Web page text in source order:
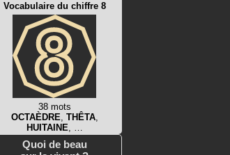
Vocabulaire du chiffre 8
38 mots
OCTAÈDRE, THÊTA,
HUITAINE, …
Quoi de beau